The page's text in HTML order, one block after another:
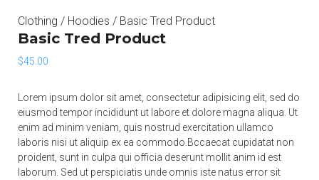
Clothing / Hoodies / Basic Tred Product
Basic Tred Product
$45.00
Lorem ipsum dolor sit amet, consectetur adipisicing elit, sed do
eiusmod tempor incididunt ut labore et dolore magna aliqua. Ut
enim ad minim veniam, quis nostrud exercitation ullamco
laboris nisi ut aliquip ex ea commodo.Bccaecat cupidatat non
proident, sunt in culpa qui officia deserunt mollit anim id est
laborum. Sed ut perspiciatis unde omnis iste natus error sit